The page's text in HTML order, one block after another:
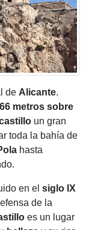
de Alicante.
metros sobre
un gran
toda la bahía de
hasta
en el siglo IX
de la
es un lugar